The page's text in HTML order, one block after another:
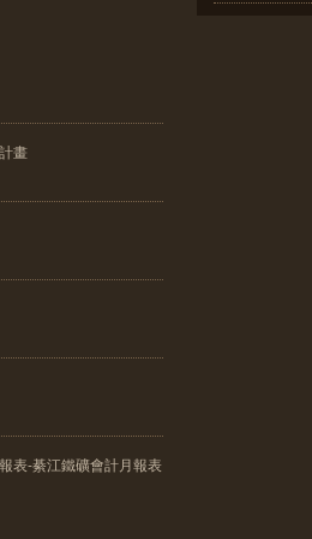
畫
表-綦江鐵礦會計月報表